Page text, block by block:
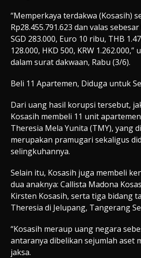
“Memperkaya terdakwa (Kosasih)
Rp28.455.791.623 dan valas sebesar
SGD 283.000, Euro 10 ribu, THB
128.000, HKD 500, KRW 1.262.000,”
dalam surat dakwaan, Rabu (3/6).
Beli 11 Apartemen, Diduga untuk
Dari uang hasil korupsi tersebut,
Kosasih membeli 11 unit
Theresia Mela Yunita (TMY), yang
merupakan pramugari sekaligus
selingkuhannya.
Selain itu, Kosasih juga membeli
dua anaknya: Callista Madona
Kirsten Kosasih, serta tiga bidang
Theresia di Jelupang, Tangerang
“Kosasih meraup uang negara
antaranya dibelikan sejumlah aset
jaksa.